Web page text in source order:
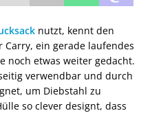
nutzt, kennt den
Carry, ein gerade laufendes
noch etwas weiter gedacht.
verwendbar und durch
um Diebstahl zu
so clever designt, dass